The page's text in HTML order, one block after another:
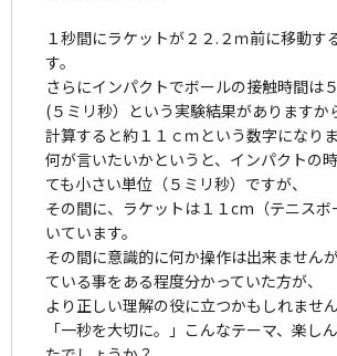
１秒間にラケットが２２.２ｍ前に移動す
す。
さらにインパクトでボールの接触時間は
(５ミリ秒）という実験結果がありますか
計算すると約１１ｃｍという数字になりま
何が言いたいかというと、インパクトの
ても小さい単位（５ミリ秒）ですが、
その間に、ラケットは１１cm（テニス
いています。
その間に意識的に何か操作は出来ません
ている事をある程度分かっていた方が、
より正しい理解の役に立つかもしれません
「一秒を大切に。」こんなテーマ、楽し